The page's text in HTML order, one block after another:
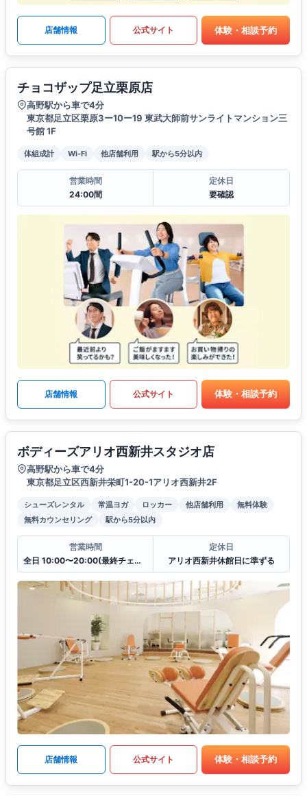
店舗情報 公式サイト 体験・相談予約
チョコザップ足立栗原店
高野駅から車で4分
東京都足立区栗原3ー10ー19 東武大師前サンライトマンション三
号館 1F
体組成計 Wi-Fi 他店舗利用 駅から5分以内
営業時間
24:00間
定休日
要確認
店舗情報 公式サイト 体験・相談予約
ボディーズアリオ西新井スタジオ店
高野駅から車で4分
東京都足立区西新井栄町1-20-1アリオ西新井2F
シューズレンタル 常温ヨガ ロッカー 他店舗利用
無料体験
無料カウンセリング
駅から5分以内
営業時間
全日 10:00〜20:00(最終チェックイン19:30)
定休日
アリオ西新井休館日に準ずる
店舗情報 公式サイト 体験・相談予約